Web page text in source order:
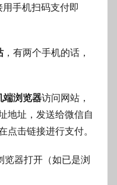
用手机扫码支付即
，有两个手机的话，
端浏览器访问网站，
地址，发送给微信自
点击链接进行支付。
览器打开（如已是浏